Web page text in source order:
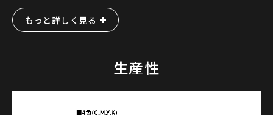
もっと詳しく見る
生産性